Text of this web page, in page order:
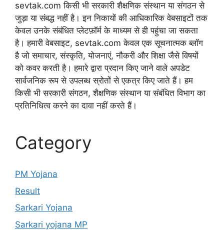
sevtak.com किसी भी सरकारी शैक्षणिक संस्थान या संगठन से
जुड़ा या संबद्ध नहीं है। इन निकायों की आधिकारिक वेबसाइटों तक
केवल उनके संबंधित प्लेटफ़ॉर्म के माध्यम से ही पहुंचा जा सकता
है। हमारी वेबसाइट, sevtak.com केवल एक सूचनात्मक ब्लॉग
है जो समाचार, संस्कृति, योजनाएं, नौकरी और शिक्षा जैसे विषयों
को कवर करती है। हमारे द्वारा प्रदान किए जाने वाले अपडेट
सार्वजनिक रूप से उपलब्ध स्रोतों से एकत्र किए जाते हैं। हम
किसी भी सरकारी संगठन, शैक्षणिक संस्थान या संबंधित विभाग का
प्रतिनिधित्व करने का दावा नहीं करते हैं।
Category
PM Yojana
Result
Sarkari Yojana
Sarkari yojana MP